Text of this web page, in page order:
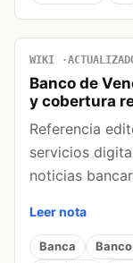
WIKI
Banco de
y cobertura
Referencia
servicios
noticias
Leer nota
Banca